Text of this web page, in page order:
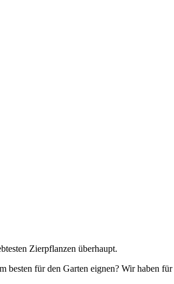
Zierpflanzen überhaupt.
für den Garten eignen? Wir haben